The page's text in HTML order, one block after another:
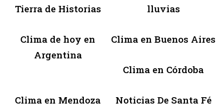
Tierra de Historias lluvias
Clima de hoy en
Argentina
Clima en Buenos Aires
Clima en Córdoba
Clima en Mendoza Noticias De Santa Fé